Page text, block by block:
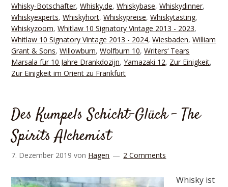
Whisky-Botschafter,Whisky.de,Whiskybase,Whiskydinner,
Whiskyexperts,Whiskyhort,Whiskypreise,Whiskytasting,
Whiskyzoom,Whitlaw 10 Signatory Vintage 2013 - 2023,
Whitlaw 10 Signatory Vintage 2013 - 2024,Wiesbaden,William
Grant & Sons,Willowburn,Wolfburn 10,Writers‘ Tears
Marsala für 10 Jahre Drankdozijn,Yamazaki 12, Zur Einigkeit,
Zur Einigkeit im Orient zu Frankfurt
Des Kumpels Schicht-Glück – The
Spirits Alchemist
7. Dezember 2019 von Hagen 2 Comments
Whisky ist